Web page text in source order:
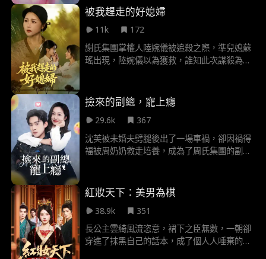
一齣戲化解危機。路漫聯合狗仔好友瑭子開始
收集證據，在新聞發佈會上當眾揭露路琪毆打
導演、栽贓嫁禍的罪行，完成復仇第一步。為
徹底擊垮路琪，路漫進入韓邦集團成為韓卓厲
助理，兩人在朝夕相處中漸生情愫
被我趕走的好媳婦
11k
172
謝氏集團掌權人陸婉儀被追殺之際，準兒媳蘇
瑤出現，陸婉儀以為獲救，誰知此次謀殺為蘇
前兒媳江書妍出現，陸婉儀懺悔，發誓如有來
生，一定會彌補江書妍。一醒來，陸婉儀發現
自己回到了三年前。
撿來的副總，寵上癮
29.6k
367
沈芙被未婚夫劈腿後出了一場車禍，卻因禍得
福被周奶奶救走培養，成為了周氏集團的副
芙，有意撮合兩人在一起。結婚後，兩人開始
雞飛狗跳的生活。
紅妝天下：美男為棋
38.9k
351
長公主雲綺風流恣意，裙下之臣無數，一朝卻
穿進了抹黑自己的話本，成了個人人唾棄的惡